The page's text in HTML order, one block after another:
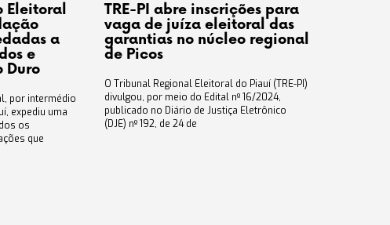
Eleitoral
a
e
Duro
por intermédio
expediu uma
os
que
TRE-PI abre inscrições para
vaga de juíza eleitoral das
garantias no núcleo regional
de Picos
O Tribunal Regional Eleitoral do Piauí (TRE-PI)
divulgou, por meio do Edital nº 16/2024,
publicado no Diário de Justiça Eletrônico
(DJE) nº 192, de 24 de